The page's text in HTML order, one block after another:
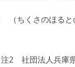
ちくさのほると
2 社団法人兵庫県